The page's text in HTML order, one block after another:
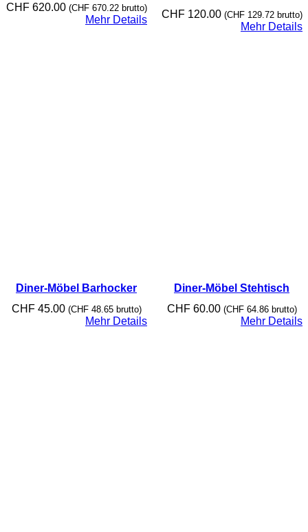
CHF620.00 (CHF670.22brutto)
Mehr Details
CHF120.00 (CHF129.72brutto)
Mehr Details
Diner-Möbel Barhocker
CHF45.00 (CHF48.65brutto)
Mehr Details
Diner-Möbel Stehtisch
CHF60.00 (CHF64.86brutto)
Mehr Details